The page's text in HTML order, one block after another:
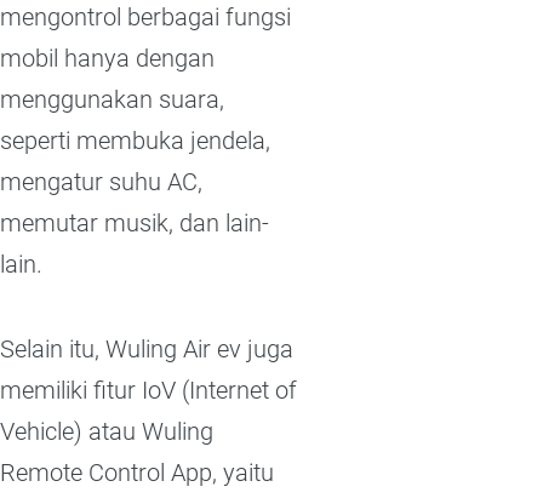
mengontrol berbagai fungsi
mobil hanya dengan
menggunakan suara,
seperti membuka jendela,
mengatur suhu AC,
memutar musik, dan lain-
lain.
Selain itu, Wuling Air ev juga
memiliki fitur IoV (Internet of
Vehicle) atau Wuling
Remote Control App, yaitu